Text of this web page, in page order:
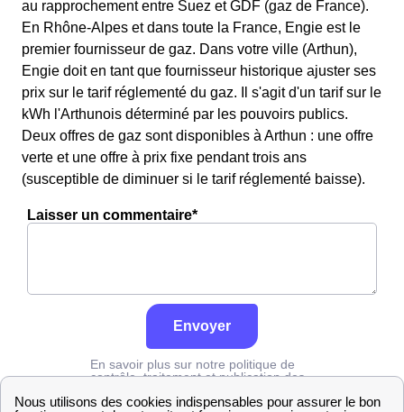
au rapprochement entre Suez et GDF (gaz de France).
En Rhône-Alpes et dans toute la France, Engie est le
premier fournisseur de gaz. Dans votre ville (Arthun),
Engie doit en tant que fournisseur historique ajuster ses
prix sur le tarif réglementé du gaz. Il s'agit d'un tarif sur le
kWh l'Arthunois déterminé par les pouvoirs publics.
Deux offres de gaz sont disponibles à Arthun : une offre
verte et une offre à prix fixe pendant trois ans
(susceptible de diminuer si le tarif réglementé baisse).
Laisser un commentaire*
Envoyer
En savoir plus sur notre politique de
contrôle, traitement et publication des